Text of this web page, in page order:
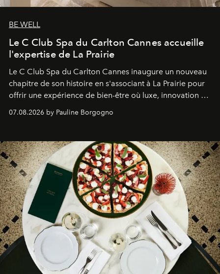
BE WELL
Le C Club Spa du Carlton Cannes accueille
l'expertise de La Prairie
Le C Club Spa du Carlton Cannes inaugure un nouveau
chapitre de son histoire en s'associant à La Prairie pour
offrir une expérience de bien-être où luxe, innovation et
expertise se rencontrent.
07.08.2026 by Pauline Borgogno